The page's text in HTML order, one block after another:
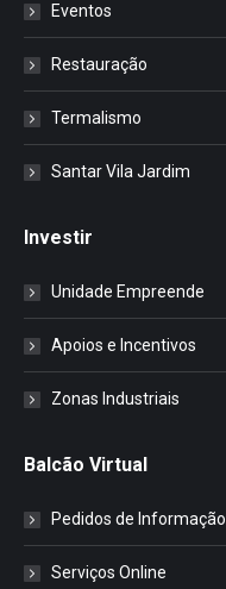
Eventos
Restauração
Termalismo
Santar Vila Jardim
Investir
Unidade Empreende
Apoios e Incentivos
Zonas Industriais
Balcão Virtual
Pedidos de Informação
Serviços Online